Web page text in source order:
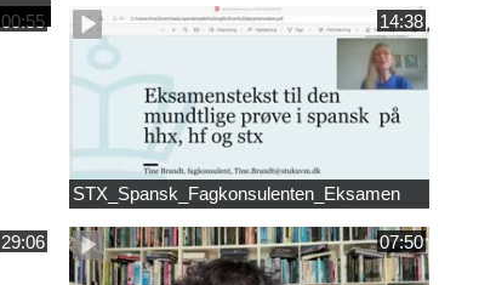
00:55 14:38
STX_Spansk_Fagkonsulenten_Eksamen
29:06 07:50